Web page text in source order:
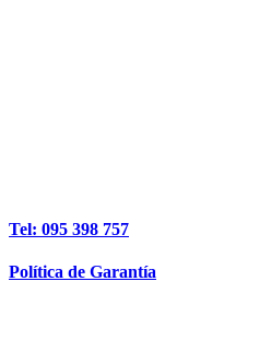
Tel: 095 398 757
Política de Garantía